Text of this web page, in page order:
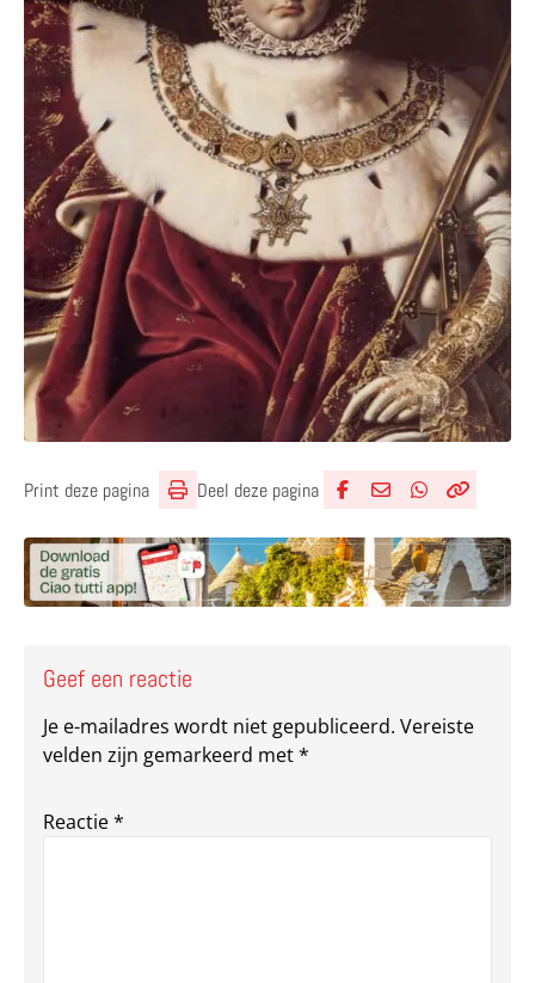
Print deze pagina Deel deze pagina
Geef een reactie
Je e-mailadres wordt niet gepubliceerd. Vereiste
velden zijn gemarkeerd met*
Reactie*